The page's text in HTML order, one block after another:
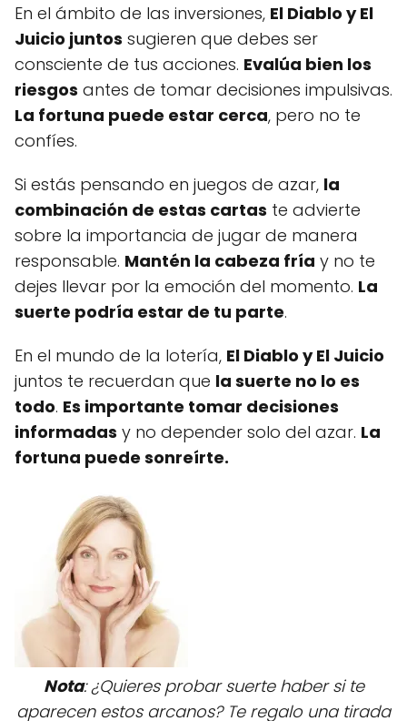
En el ámbito de las inversiones, El Diablo y El
Juicio juntos sugieren que debes ser
consciente de tus acciones. Evalúa bien los
riesgos antes de tomar decisiones impulsivas.
La fortuna puede estar cerca, pero no te
confíes.
Si estás pensando en juegos de azar, la
combinación de estas cartas te advierte
sobre la importancia de jugar de manera
responsable. Mantén la cabeza fría y no te
dejes llevar por la emoción del momento. La
suerte podría estar de tu parte.
En el mundo de la lotería, El Diablo y El Juicio
juntos te recuerdan que la suerte no lo es
todo. Es importante tomar decisiones
informadas y no depender solo del azar. La
fortuna puede sonreírte.
Nota: ¿Quieres probar suerte haber si te
aparecen estos arcanos? Te regalo una tirada